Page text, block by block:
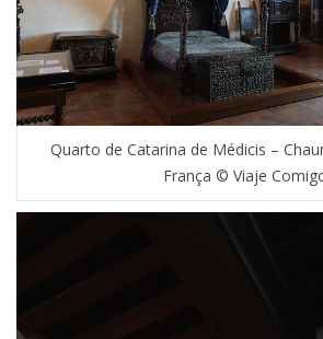
Quarto de Catarina de Médicis –
França © Viaje